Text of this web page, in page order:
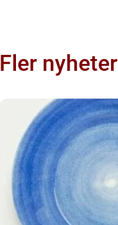
Fler nyheter